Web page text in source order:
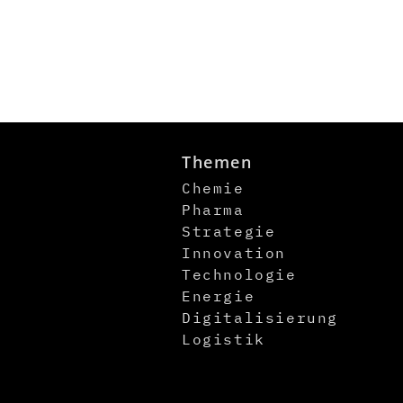
Themen
Chemie
Pharma
Strategie
Innovation
Technologie
Energie
Digitalisierung
Logistik